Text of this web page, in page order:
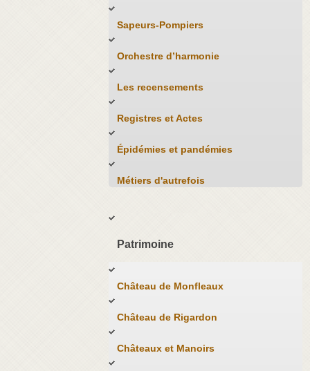
Sapeurs-Pompiers
Orchestre d’harmonie
Les recensements
Registres et Actes
Épidémies et pandémies
Métiers d'autrefois
Patrimoine
Château de Monfleaux
Château de Rigardon
Châteaux et Manoirs